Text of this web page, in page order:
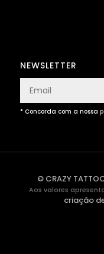
NEWSLETTER
* Concorda com a nossa
© CRAZY
Aos valores
criação